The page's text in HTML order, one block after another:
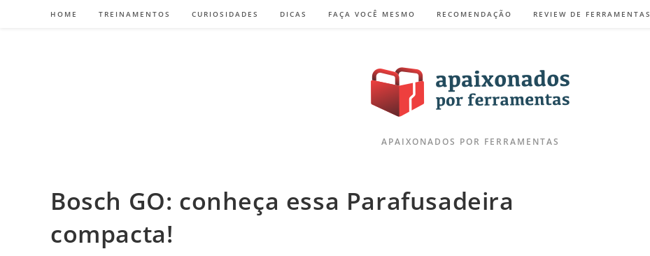
HOME TREINAMENTOS CURIOSIDADES DICAS FAÇA VOCÊ MESMO RECOMENDAÇÃO REVIEW DE FERRAMENTAS
APAIXONADOS POR FERRAMENTAS
Bosch GO: conheça essa Parafusadeira
compacta!